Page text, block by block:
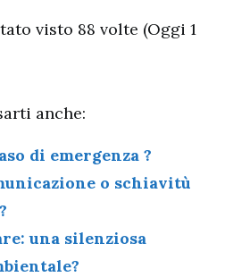
visto 88 volte (Oggi 1
anche:
di emergenza ?
o schiavitù
una silenziosa